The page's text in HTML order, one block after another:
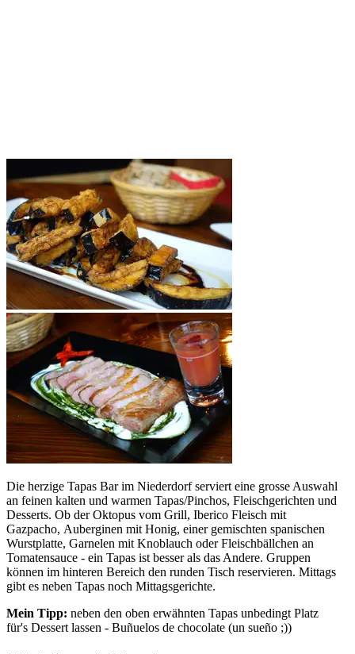
Die herzige Tapas Bar im Niederdorf serviert eine grosse Auswahl
an feinen kalten und warmen Tapas/Pinchos, Fleischgerichten und
Desserts. Ob der Oktopus vom Grill, Iberico Fleisch mit
Gazpacho, Auberginen mit Honig, einer gemischten spanischen
Wurstplatte, Garnelen mit Knoblauch oder Fleischbällchen an
Tomatensauce - ein Tapas ist besser als das Andere. Gruppen
können im hinteren Bereich den runden Tisch reservieren. Mittags
gibt es neben Tapas noch Mittagsgerichte.
Mein Tipp: neben den oben erwähnten Tapas unbedingt Platz
für's Dessert lassen - Buñuelos de chocolate (un sueño ;))